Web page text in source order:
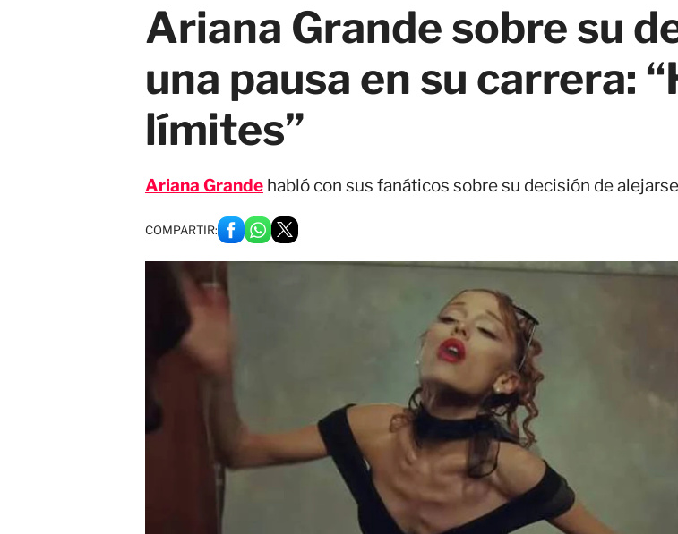
Ariana Grande sobre su
una pausa en su carrera:
límites”
Ariana Grande habló con sus fanáticos sobre su decisión de
COMPARTIR: